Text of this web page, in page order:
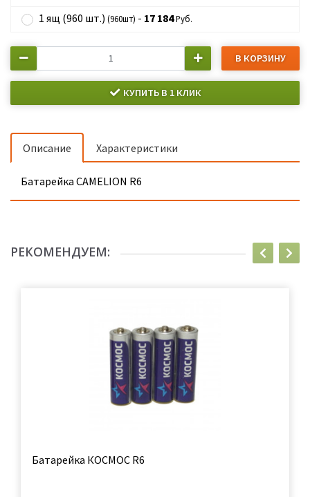
1 ящ (960 шт.) (960шт) - 17 184Руб.
В КОРЗИНУ
КУПИТЬ В 1 КЛИК
Описание Характеристики
Батарейка CAMELION R6
РЕКОМЕНДУЕМ:
Батарейка КОСМОС R6